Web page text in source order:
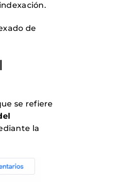
de
se refiere
la